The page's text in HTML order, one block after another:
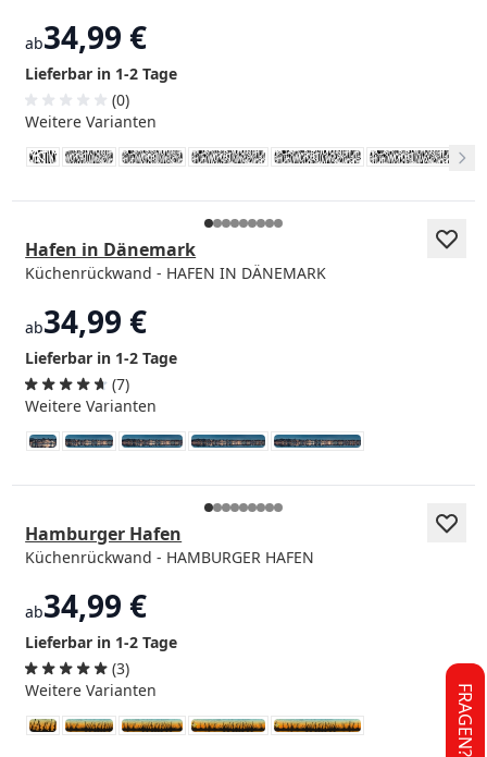
ab34,99 €
Lieferbar in 1-2 Tage
(0)
Weitere Varianten
Hafen in Dänemark
Küchenrückwand - HAFEN IN DÄNEMARK
ab34,99 €
Lieferbar in 1-2 Tage
(7)
Weitere Varianten
Hamburger Hafen
Küchenrückwand - HAMBURGER HAFEN
ab34,99 €
Lieferbar in 1-2 Tage
(3)
Weitere Varianten
FRAGEN?